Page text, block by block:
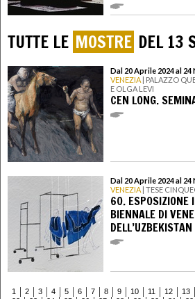
TUTTE LE MOSTRE DEL 13
Dal 20 Aprile 2024 al 24
VENEZIA | PALAZZO
E OLGA LEVI
CEN LONG.
Dal 20 Aprile 2024 al 24
VENEZIA | TESE
60. ESPOSIZIONE
BIENNALE DI
DELL’UZBEKISTAN
1 2 3 4 5 6 7 8 9 10 11 12 13